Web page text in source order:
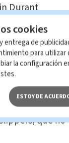
Durant
visitantes
y cinco
que no
cookies
entrega de
para utilizar
la configuración
ESTOY DE